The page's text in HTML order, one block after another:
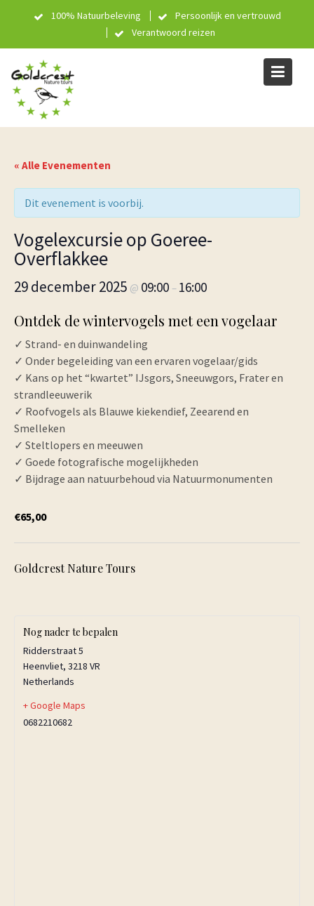
100% Natuurbeleving
Persoonlijk en vertrouwd
Verantwoord reizen
« Alle Evenementen
Dit evenement is voorbij.
Vogelexcursie op Goeree-
Overflakkee
29 december 2025 @ 09:00 – 16:00
Ontdek de wintervogels met een vogelaar
✓ Strand- en duinwandeling
✓ Onder begeleiding van een ervaren vogelaar/gids
✓ Kans op het “kwartet” IJsgors, Sneeuwgors, Frater en
strandleeuwerik
✓ Roofvogels als Blauwe kiekendief, Zeearend en
Smelleken
✓ Steltlopers en meeuwen
✓ Goede fotografische mogelijkheden
✓ Bijdrage aan natuurbehoud via Natuurmonumenten
€65,00
Goldcrest Nature Tours
Nog nader te bepalen
Ridderstraat 5
Heenvliet, 3218 VR
Netherlands
+ Google Maps
0682210682